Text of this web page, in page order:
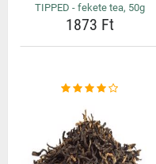
TIPPED - fekete tea, 50g
1873 Ft